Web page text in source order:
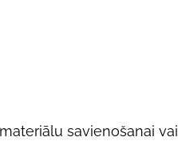
savienošanai vai